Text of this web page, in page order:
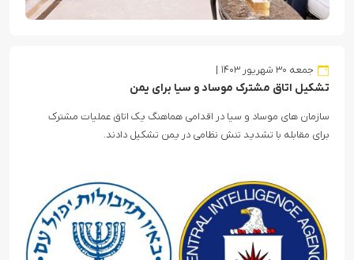
جمعه ۳۰ شهریور ۱۴۰۳
تشکیل اتاق مشترک موساد و سیا برای یمن
سازمان های موساد و سیا در اقدامی هماهنگ یک اتاق عملیات مشترک
برای مقابله با تشدید تنش نظامی در یمن تشکیل دادند.